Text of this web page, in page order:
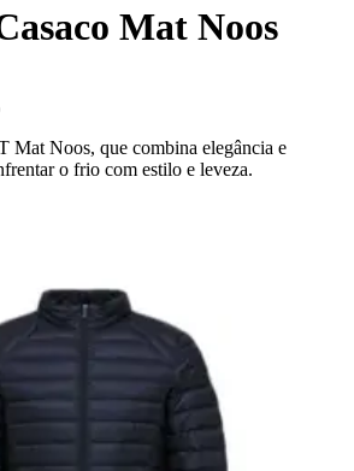
Mat Noos
Mat Noos, que combina elegância e
o frio com estilo e leveza.